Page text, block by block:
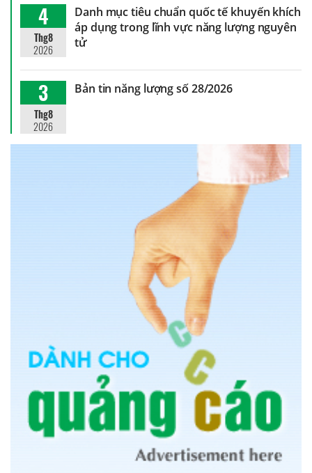
4
Thg8
2026
Danh mục tiêu chuẩn quốc tế khuyến khích
áp dụng trong lĩnh vực năng lượng nguyên
tử
3
Thg8
2026
Bản tin năng lượng số 28/2026